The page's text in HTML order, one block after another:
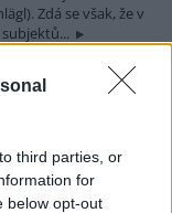
third parties, or
for
below opt-out
Zdá se však, že v
přelomu
byla vždy
a začátek nové.
v období